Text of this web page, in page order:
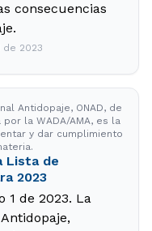
consecuencias
2023
Antidopaje, ONAD, de
la WADA/AMA, es la
y dar cumplimiento
Lista de
2023
1 de 2023. La